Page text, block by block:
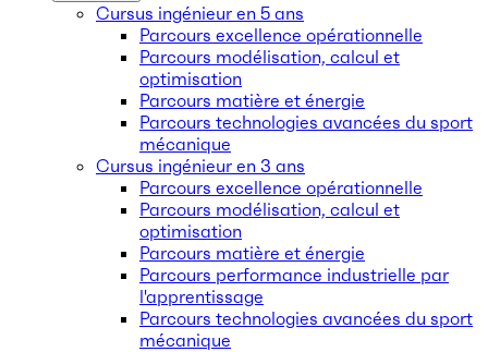
Cursus ingénieur en 5 ans
Parcours excellence opérationnelle
Parcours modélisation, calcul et
optimisation
Parcours matière et énergie
Parcours technologies avancées du sport
mécanique
Cursus ingénieur en 3 ans
Parcours excellence opérationnelle
Parcours modélisation, calcul et
optimisation
Parcours matière et énergie
Parcours performance industrielle par
l'apprentissage
Parcours technologies avancées du sport
mécanique